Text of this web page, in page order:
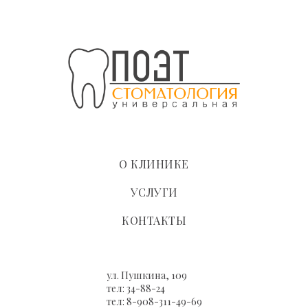
О КЛИНИКЕ
УСЛУГИ
КОНТАКТЫ
ул. Пушкина, 109
тел: 34-88-24
тел: 8-908-311-49-69